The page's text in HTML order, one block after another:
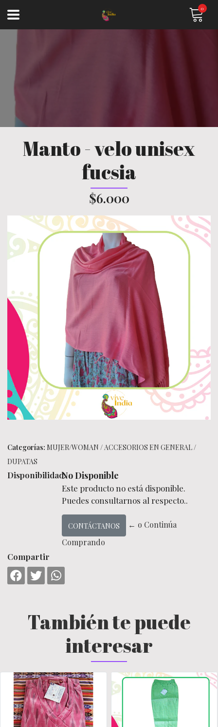
0
Manto - velo unisex
fucsia
$6.000
Categorías: MUJER/WOMAN /ACCESORIOS EN GENERAL/
DUPATAS
Disponibilidad:No Disponible
Este producto no está disponible.
Puedes consultarnos al respecto..
CONTÁCTANOS
← o Continúa
Comprando
Compartir
También te puede
interesar